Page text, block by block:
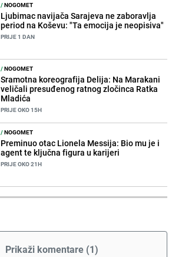
/NOGOMET
Ljubimac navijača Sarajeva ne zaboravlja
period na Koševu: "Ta emocija je neopisiva"
PRIJE 1 DAN
/NOGOMET
Sramotna koreografija Delija: Na Marakani
veličali presuđenog ratnog zločinca Ratka
Mladića
PRIJE OKO 15H
/NOGOMET
Preminuo otac Lionela Messija: Bio mu je i
agent te ključna figura u karijeri
PRIJE OKO 21H
Prikaži komentare (1)